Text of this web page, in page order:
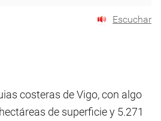
Escuchar
costeras de Vigo, con algo
de superficie y 5.271